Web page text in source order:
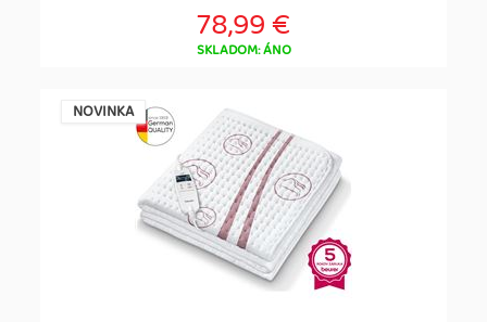
78,99 €
SKLADOM: ÁNO
NOVINKA